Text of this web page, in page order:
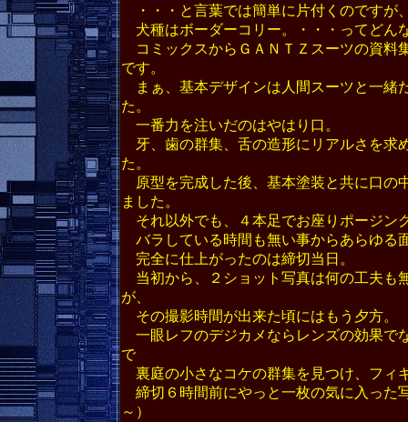
・・・と言葉では簡単に片付くのですが
犬種はボーダーコリー。・・・ってどん
コミックスからＧＡＮＴＺスーツの資料
です。
まぁ、基本デザインは人間スーツと一緒
た。
一番力を注いだのはやはり口。
牙、歯の群集、舌の造形にリアルさを求
た。
原型を完成した後、基本塗装と共に口の
ました。
それ以外でも、４本足でお座りポージン
バラしている時間も無い事からあらゆる
完全に仕上がったのは締切当日。
当初から、２ショット写真は何の工夫も
が、
その撮影時間が出来た頃にはもう夕方。
一眼レフのデジカメならレンズの効果で
で
裏庭の小さなコケの群集を見つけ、フィ
締切６時間前にやっと一枚の気に入った
～）